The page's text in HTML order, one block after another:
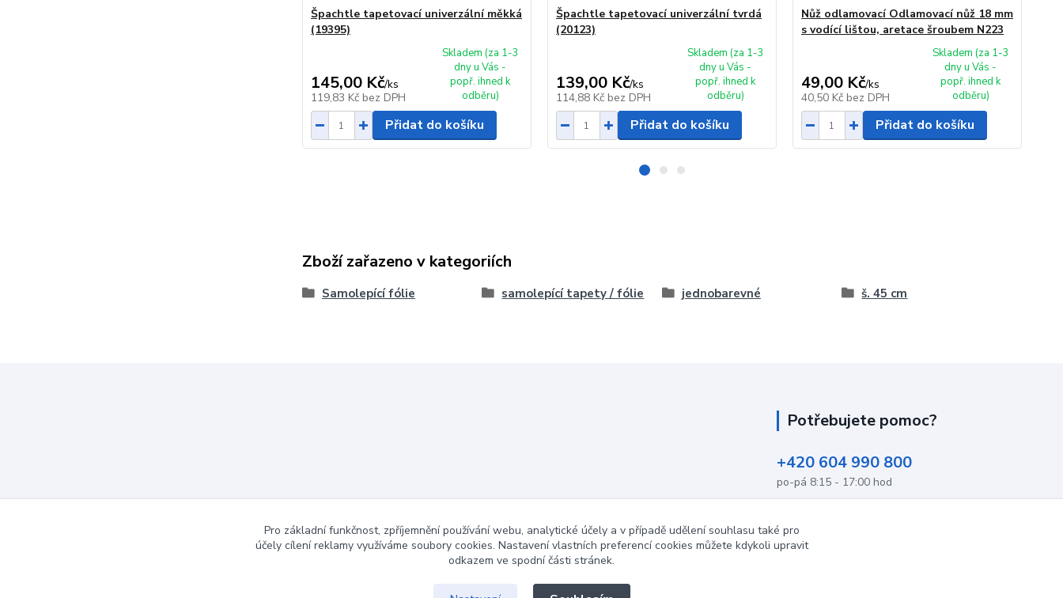
Špachtle tapetovací univerzální měkká
(19395)
145,00 Kč/ks
119,83 Kč bez DPH
Skladem (za 1-3
dny u Vás -
popř. ihned k
odběru)
Přidat do košíku
Špachtle tapetovací univerzální tvrdá
(20123)
139,00 Kč/ks
114,88 Kč bez DPH
Skladem (za 1-3
dny u Vás -
popř. ihned k
odběru)
Přidat do košíku
Nůž odlamovací Odlamovací nůž 18 mm
s vodící lištou, aretace šroubem N223
49,00 Kč/ks
40,50 Kč bez DPH
Skladem (za 1-3
dny u Vás -
popř. ihned k
odběru)
Přidat do košíku
Zboží zařazeno v kategoriích
Samolepící fólie samolepící tapety / fólie jednobarevné š. 45 cm
Potřebujete pomoc?
+420 604 990 800
po-pá 8:15 - 17:00 hod
Pro základní funkčnost, zpříjemnění používání webu, analytické účely a v případě udělení souhlasu také pro
účely cílení reklamy využíváme soubory cookies. Nastavení vlastních preferencí cookies můžete kdykoli upravit
odkazem ve spodní části stránek.